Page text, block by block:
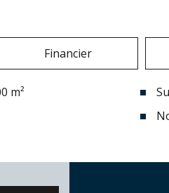
Financier
m²